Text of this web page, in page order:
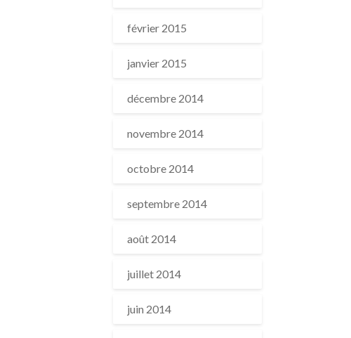
février 2015
janvier 2015
décembre 2014
novembre 2014
octobre 2014
septembre 2014
août 2014
juillet 2014
juin 2014